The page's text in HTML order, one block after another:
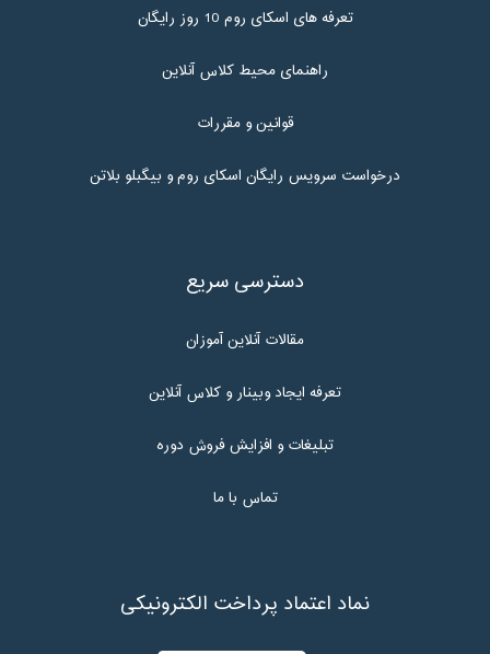
تعرفه های اسکای روم 10 روز رایگان
راهنمای محیط کلاس آنلاین
قوانین و مقررات
درخواست سرویس رایگان اسکای روم و بیگبلو بلاتن
دسترسی سریع
مقالات آنلاین آموزان
تعرفه ایجاد وبینار و کلاس آنلاین
تبلیغات و افزایش فروش دوره
تماس با ما
نماد اعتماد پرداخت الکترونیکی